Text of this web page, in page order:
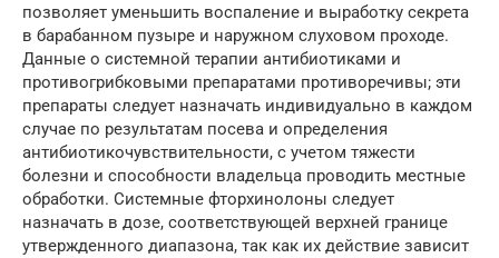
позволяет уменьшить воспаление и выработку секрета
в барабанном пузыре и наружном слуховом проходе.
Данные о системной терапии антибиотиками и
противогрибковыми препаратами противоречивы; эти
препараты следует назначать индивидуально в каждом
случае по результатам посева и определения
антибиотикочувствительности, с учетом тяжести
болезни и способности владельца проводить местные
обработки. Системные фторхинолоны следует
назначать в дозе, соответствующей верхней границе
утвержденного диапазона, так как их действие зависит